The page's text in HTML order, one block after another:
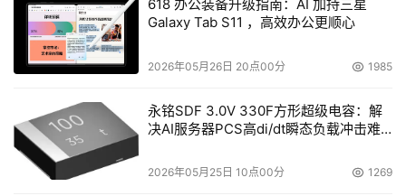
第三代隔离技术—整机隔离
随着电子政务的进一步发展，不但安全性突出的重
要，而且效率也被提上日程。政府、军队等保密单位的工
作不但需要经常在内外网间进行切换，以获取有效信息，
同时，工作效率也越来越被领导所重视，于是，对双网隔
离技术的要求也被提高到新的高度——既要更加安全，同
618 办公装备升级指南：AI 加持三星
Galaxy Tab S11 ，高效办公更顺心
2026年05月26日 20点00分 1985
永铭SDF 3.0V 330F方形超级电容：解
决AI服务器PCS高di/dt瞬态负载冲击难
2026年05月25日 10点00分 1269